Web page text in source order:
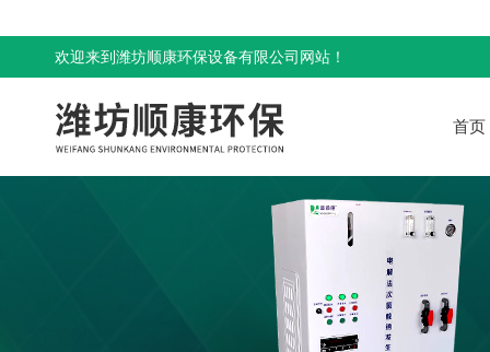
欢迎来到潍坊顺康环保设备有限公司网站！
首页